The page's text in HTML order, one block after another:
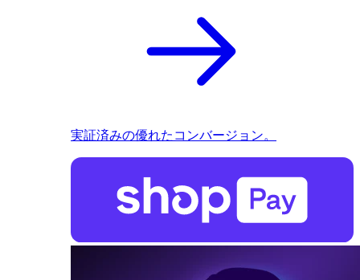
実証済みの優れたコンバージョン。